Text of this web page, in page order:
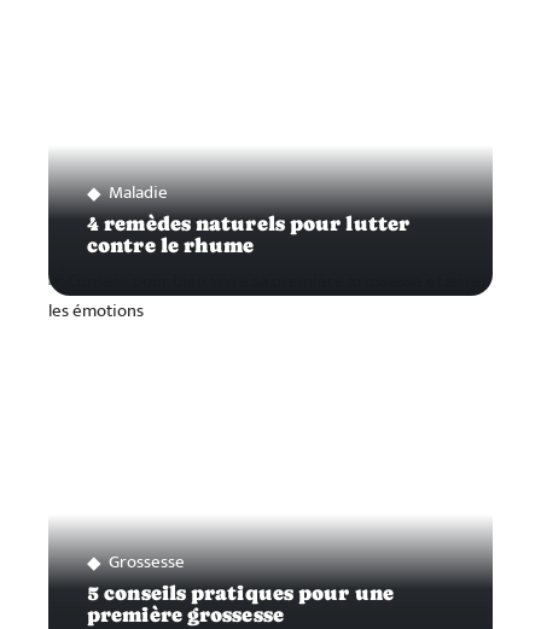
Maladie
4 remèdes naturels pour lutter
contre le rhume
Grossesse
5 conseils pratiques pour une
première grossesse